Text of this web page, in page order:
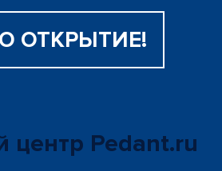
ОТКРЫТИЕ!
центр Pedant.ru